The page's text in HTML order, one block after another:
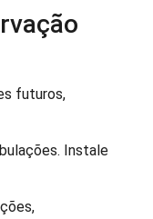
futuros,
Instale